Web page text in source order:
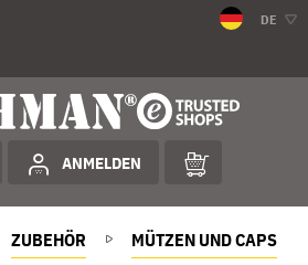
DE
ANMELDEN
ZUBEHÖR
MÜTZEN UND CAPS